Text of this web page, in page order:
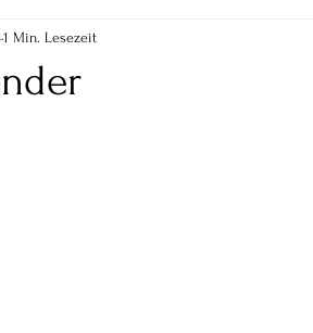
1 Min. Lesezeit